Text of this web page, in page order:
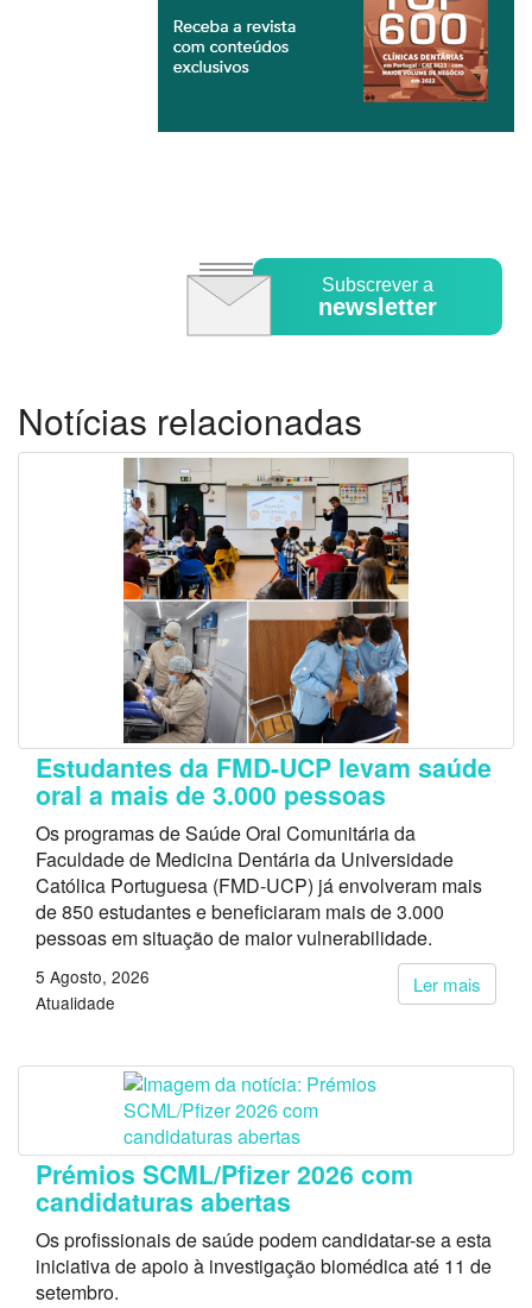
Subscrever a
newsletter
Notícias relacionadas
Estudantes da FMD-UCP levam saúde
oral a mais de 3.000 pessoas
Os programas de Saúde Oral Comunitária da
Faculdade de Medicina Dentária da Universidade
Católica Portuguesa (FMD-UCP) já envolveram mais
de 850 estudantes e beneficiaram mais de 3.000
pessoas em situação de maior vulnerabilidade.
Ler mais
5 Agosto, 2026
Atualidade
Prémios SCML/Pfizer 2026 com
candidaturas abertas
Os profissionais de saúde podem candidatar-se a esta
iniciativa de apoio à investigação biomédica até 11 de
setembro.